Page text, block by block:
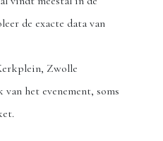
de exacte data van
Zwolle
het evenement, soms